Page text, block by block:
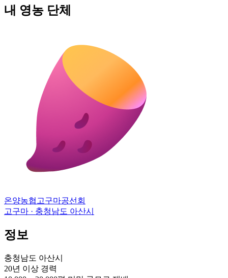
내 영농 단체
온양농협고구마공선회
고구마 · 충청남도 아산시
정보
충청남도 아산시
20년 이상 경력